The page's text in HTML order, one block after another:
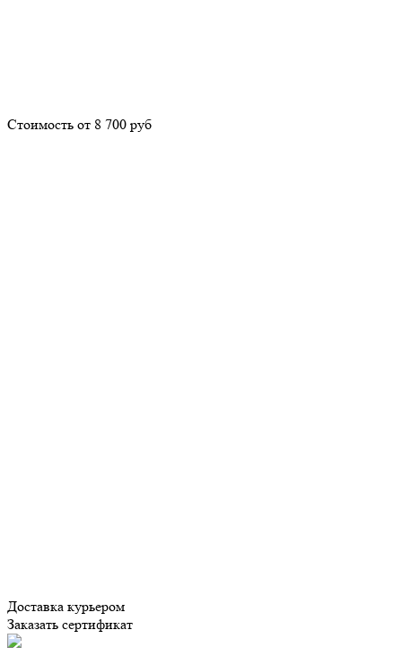
Стоимость от 8 700 руб
Доставка курьером
Заказать сертификат